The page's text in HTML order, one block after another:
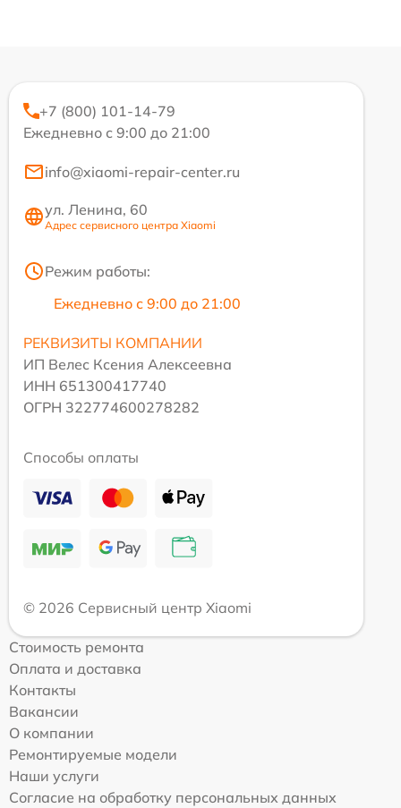
+7 (800) 101-14-79
Ежедневно с 9:00 до 21:00
info@xiaomi-repair-center.ru
ул. Ленина, 60
Адрес сервисного центра Xiaomi
Режим работы:
Ежедневно с 9:00 до 21:00
РЕКВИЗИТЫ КОМПАНИИ
ИП Велес Ксения Алексеевна
ИНН 651300417740
ОГРН 322774600278282
Способы оплаты
© 2026 Сервисный центр Xiaomi
Стоимость ремонта
Оплата и доставка
Контакты
Вакансии
О компании
Ремонтируемые модели
Наши услуги
Согласие на обработку персональных данных